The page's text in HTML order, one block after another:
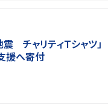
チャリティＴシャツ」
援へ寄付